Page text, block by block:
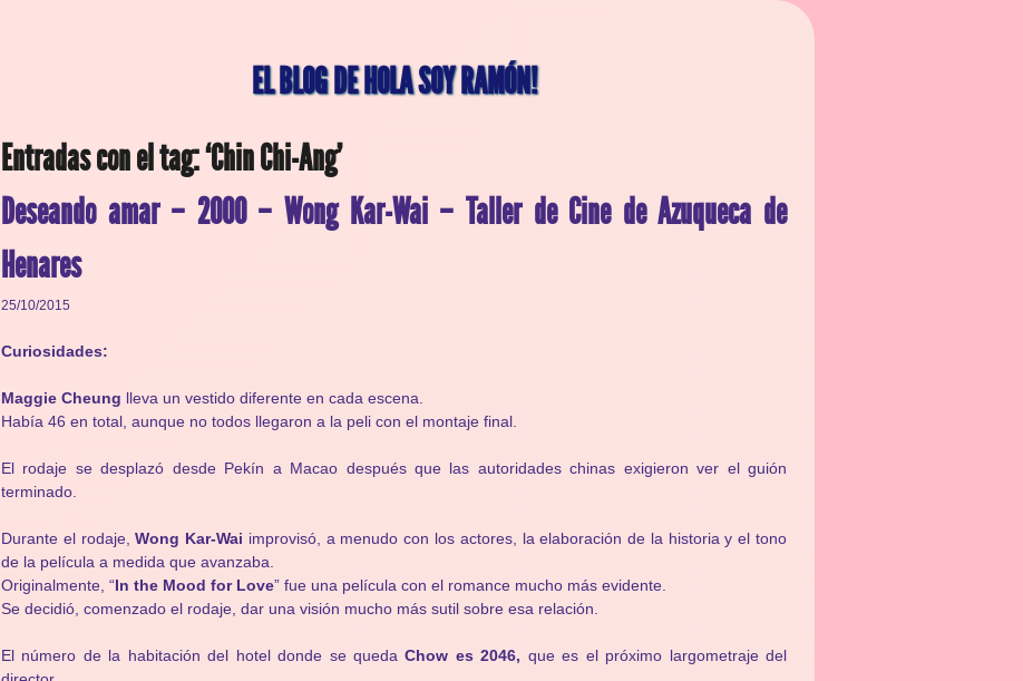
EL BLOG DE HOLA SOY RAMÓN!
Entradas con el tag: ‘Chin Chi-Ang’
Deseando amar – 2000 – Wong Kar-Wai – Taller de Cine de Azuqueca de
Henares
25/10/2015
Curiosidades:
Maggie Cheung lleva un vestido diferente en cada escena.
Había 46 en total, aunque no todos llegaron a la peli con el montaje final.
El rodaje se desplazó desde Pekín a Macao después que las autoridades chinas exigieron ver el guión
terminado.
Durante el rodaje,Wong Kar-Wai improvisó, a menudo con los actores, la elaboración de la historia y el tono
de la película a medida que avanzaba.
Originalmente, “In the Mood for Love” fue una película con el romance mucho más evidente.
Se decidió, comenzado el rodaje, dar una visión mucho más sutil sobre esa relación.
El número de la habitación del hotel donde se quedaChow es 2046, que es el próximo largometraje del